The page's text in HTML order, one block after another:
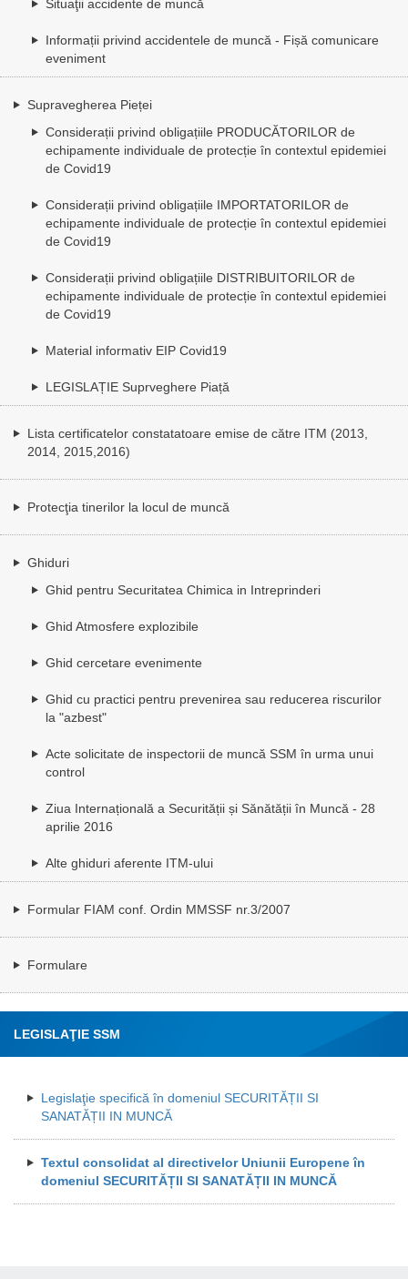
Situaţii accidente de muncă
Informații privind accidentele de muncă - Fișă comunicare
eveniment
Supravegherea Pieței
Considerații privind obligațiile PRODUCĂTORILOR de
echipamente individuale de protecție în contextul epidemiei
de Covid19
Considerații privind obligațiile IMPORTATORILOR de
echipamente individuale de protecție în contextul epidemiei
de Covid19
Considerații privind obligațiile DISTRIBUITORILOR de
echipamente individuale de protecție în contextul epidemiei
de Covid19
Material informativ EIP Covid19
LEGISLAȚIE Suprveghere Piață
Lista certificatelor constatatoare emise de către ITM (2013,
2014, 2015,2016)
Protecţia tinerilor la locul de muncă
Ghiduri
Ghid pentru Securitatea Chimica in Intreprinderi
Ghid Atmosfere explozibile
Ghid cercetare evenimente
Ghid cu practici pentru prevenirea sau reducerea riscurilor
la "azbest"
Acte solicitate de inspectorii de muncă SSM în urma unui
control
Ziua Internațională a Securității și Sănătății în Muncă - 28
aprilie 2016
Alte ghiduri aferente ITM-ului
Formular FIAM conf. Ordin MMSSF nr.3/2007
Formulare
LEGISLAŢIE SSM
Legislaţie specifică în domeniul SECURITĂȚII SI
SANATĂȚII IN MUNCĂ
Textul consolidat al directivelor Uniunii Europene în
domeniul SECURITĂȚII SI SANATĂȚII IN MUNCĂ